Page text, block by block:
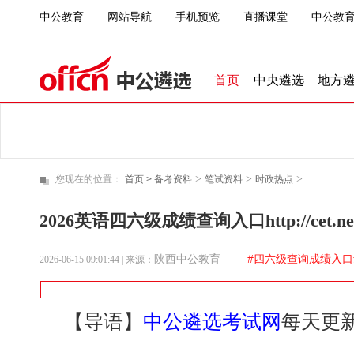
中公教育 网站导航 手机预览 直播课堂 中公教
首页 中央遴选 地方
您现在的位置： 首页 > 备考资料 > 笔试资料 > 时政热点 >
2026英语四六级成绩查询入口http://
2026-06-15 09:01:44 | 来源： 陕西中公教育 #四六级查询成绩入
【导语】 中公遴选考试网每天更